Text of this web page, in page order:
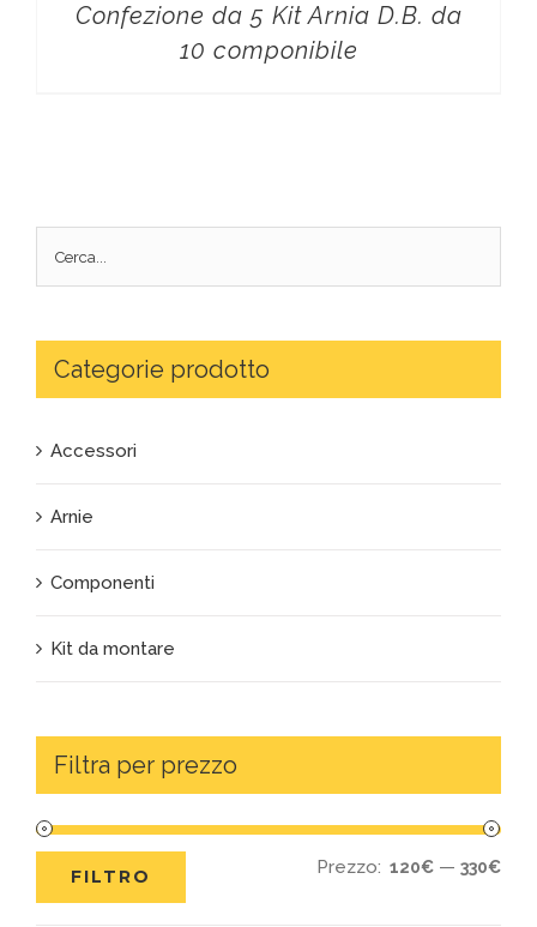
Confezione da 5 Kit Arnia D.B. da
10 componibile
Categorie prodotto
Accessori
Arnie
Componenti
Kit da montare
Filtra per prezzo
FILTRO Prezzo: 120€ — 330€